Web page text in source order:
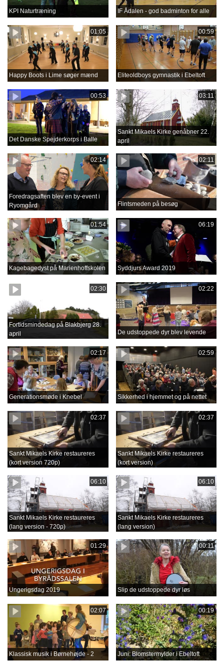
KPI Naturtræning IF Ådalen - god badminton for alle
01:05
Happy Boots i Lime søger mænd
00:59
Eliteoldboys gymnastik i Ebeltoft
00:53
Det Danske Spejderkorps i Balle
03:11
Sankt Mikaels Kirke genåbner 22.
april
02:14
Foredragsaften blev en by-event i
Ryomgård
02:11
Flintsmeden på besøg
01:54
Kagebagedyst på Marienhoffskolen
06:19
Syddjurs Award 2019
02:30
Fortidsmindedag på Blakbjerg 28.
april
02:22
De udstoppede dyr blev levende
02:17
Generationsmøde i Knebel
02:59
Sikkerhed i hjemmet og på nettet
02:37
Sankt Mikaels Kirke restaureres
(kort version 720p)
02:37
Sankt Mikaels Kirke restaureres
(kort version)
06:10
Sankt Mikaels Kirke restaureres
(lang version - 720p)
06:10
Sankt Mikaels Kirke restaureres
(lang version)
01:29
Ungerigsdag 2019
00:11
Slip de udstoppede dyr løs
02:07
Klassisk musik i Børnehøjde - 2
00:19
Juni: Blomstermylder i Ebeltoft